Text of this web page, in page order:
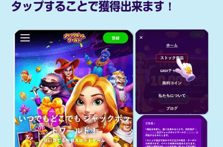
タップすることで獲得出来ます！